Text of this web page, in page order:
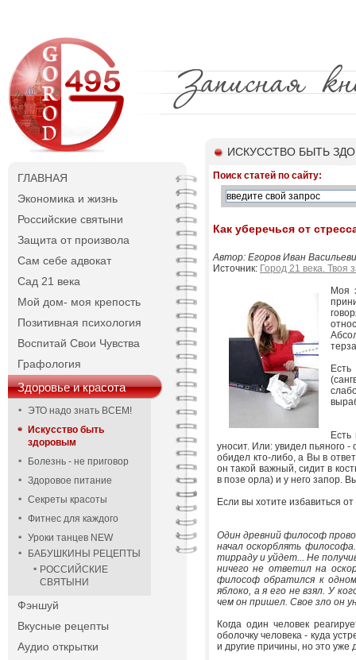
ГЛАВНАЯ
Экономика и жизнь
Российские святыни
Защита от произвола
Сам себе адвокат
Сад 21 века
Мой дом- моя крепость
Позитивная психология
Воспитай Свои Чувства
Графология
Здоровье и красота
ЭТО надо знать ВСЕМ!
Искусство быть
здоровым
Болезнь - не приговор
Здоровое питание
Секреты красоты
Фитнес для каждого
Уроки танцев NEW
БАБУШКИНЫ РЕЦЕПТЫ
РОССИЙСКИЕ
СВЯТЫНИ
Фэншуй
Вкусные рецепты
Аудио открытки
ИСКУССТВО БЫТЬ
Поиск статей по сайту:
Как уберечься от
Автор: Егоров Иван
Источник: Город 21 века. Твоя
Моя
уносит. Или: увидел пьяного
обидел кто-либо, а Вы в
он такой важный, сидит в
в позе орла) и у него запор.
Если вы хотите избавиться
Один древний философ
начал оскорблять
тирраду и уйдет... Не
ничего не ответил на
философ обратился к
яблоко, а я его не взял. У
чем он пришел. Свое зло он
Когда один человек
оболочку человека - куда
и другие причины, но это уже